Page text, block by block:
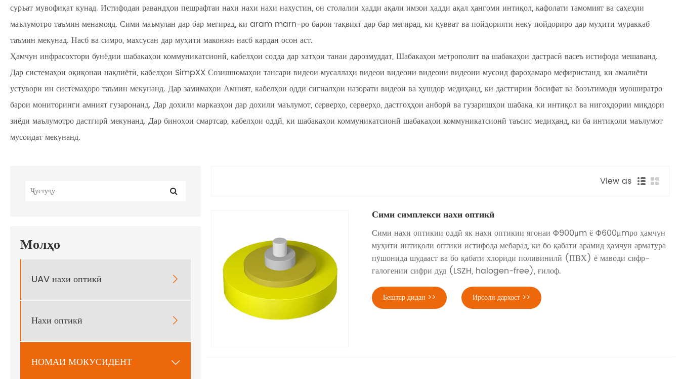
суръат мувофиқат кунад. Истифодаи равандҳои пешрафтаи нахи нахи нахи нахустин, он столалии ҳадди ақали имзои ҳадди ақал ҳангоми интиқол, кафолати тамомият ва саҳеҳии
маълумотро таъмин менамояд. Сими маъмулан дар бар мегирад, ки aram marn-ро барои тақвият дар бар мегирад, ки қувват ва пойдорияти неку пойдориро дар муҳити мураккаб
таъмин мекунад. Насб ва симро, махсусан дар муҳити маконжн насб кардан осон аст.
Ҳамчун инфрасохтори бунёдии шабакаҳои коммуникатсионӣ, кабелҳои содда дар хатҳои танаи дарозмуддат, Шабакаҳои метрополит ва шабакаҳои дастрасӣ васеъ истифода мешаванд.
Дар системаҳои оқиқонаи нақлиётӣ, кабелҳои SimpXX Созишномаҳои тансари видеои мусаллаҳи видеои видеоии видеоии видеоии мусоид фароҳамаро мефиристанд, ки амалиёти
устувори ин системаҳоро таъмин мекунанд. Дар замимаҳои Амният, кабелҳои оддӣ сигналҳои назорати видеоӣ ва ҳушдор медиҳанд, ки дастгирии босифат ва боэътимоди муоширатро
барои мониторинги амният гузаронанд. Дар дохили марказҳои дар дохили маълумот, серверҳо, серверҳо, дастгоҳҳои анборӣ ва гузаришҳои шабака, ки интиқол ва нигоҳдории миқдори
зиёди маълумотро дастгирӣ мекунанд. Дар биноҳои смартсар, кабелҳои оддӣ, ки шабакаҳои коммуникатсионӣ шабакаҳои коммуникатсионӣ таъсис медиҳанд, ки ба интиқоли маълумот
мусоидат мекунанд.
Молҳо
UAV нахи оптикӣ 
Нахи оптикӣ 
НОМАИ МОКУСИДЕНТ 
View as
Сими симплекси нахи оптикӣ
Сими нахи оптикии оддӣ як нахи оптикии ягонаи Φ900μm ё Φ600μmро ҳамчун
муҳити интиқоли оптикӣ истифода мебарад, ки бо қабати арамид ҳамчун арматура
пӯшонида шудааст ва бо қабати хлориди поливинилӣ (ПВХ) ё маводи сифр-
галогении сифри дуд (LSZH, halogen-free), ғилоф.
Бештар дидан >> Ирсоли дархост >>